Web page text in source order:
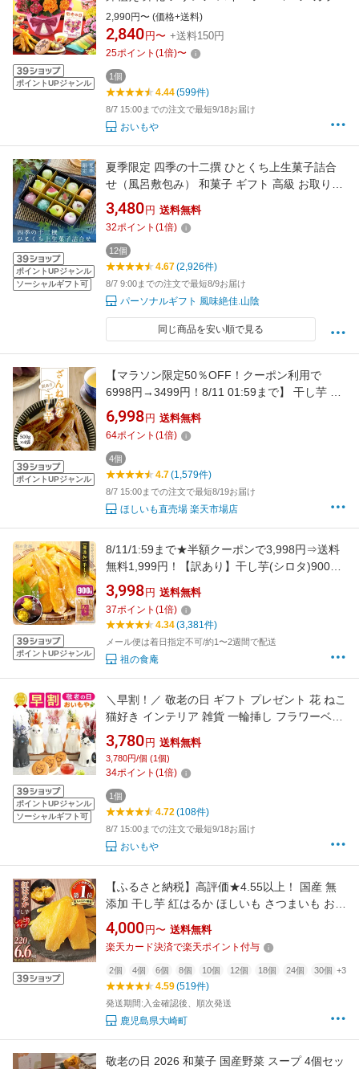
ポイントUPジャンル
コエ どら焼き お菓子 和菓子 洋菓子 花とお菓子
60代 70代 80代 90代 おじいちゃん おばあちゃ
ん 孫 孫から 送料無料 oimoya
2,990円〜 (価格+送料)
2,840 円〜 +送料150円
25ポイント (1倍)〜
1個
4.44(599件)
8/7 15:00までの注文で最短9/18お届け
おいもや
ポイントUPジャンル
ソーシャルギフト可
夏季限定 四季の十二撰 ひとくち上生菓子詰合
せ（風呂敷包み） 和菓子 ギフト 高級 お取り寄
せ スイーツ 送料無料（北海道・沖縄を除く）
楽天グルメ大賞3年連続受賞 風味絶佳.山陰
3,480 円 送料無料
32ポイント (1倍)
12個
4.67(2,926件)
8/7 9:00までの注文で最短8/9お届け
パーソナルギフト 風味絶佳.山陰
同じ商品を安い順で見る
ポイントUPジャンル
【マラソン限定50％OFF！クーポン利用で
6998円→3499円！8/11 01:59まで】 干し芋 訳
あり 送料無料 2kg【ざんねん500g4袋】 干しい
も ほしいも 国産 茨城県 無添加 砂糖不使用 個
包装
6,998 円 送料無料
64ポイント (1倍)
4個
4.7(1,579件)
8/7 15:00までの注文で最短8/19お届け
ほしいも直売場 楽天市場店
ポイントUPジャンル
8/11/1:59まで★半額クーポンで3,998円⇒送料
無料1,999円！【訳あり】干し芋(シロタ)900g
／訳あり900gは茨城県産【熟成】紅はるか使
用！無添加 干しいも ほしいも ※配送先1ヵ所に
つき1個はメール便、2個以上は宅配便【P半】
3,998 円 送料無料
37ポイント (1倍)
4.34(3,381件)
メール便は着日指定不可/約1〜2週間で配送
祖の食庵
ポイントUPジャンル
ソーシャルギフト可
＼早割！／ 敬老の日 ギフト プレゼント 花 ねこ
猫好き インテリア 雑貨 一輪挿し フラワーベー
ス ペン立て 実用的 置物 スイーツ お菓子 和菓
子 花とお菓子 60代 70代 80代 90代 おじいちゃ
ん おばあちゃん 孫 孫から 送料無料 おいもや
3,780 円 送料無料
3,780円/個 (1個)
34ポイント (1倍)
1個
4.72(108件)
8/7 15:00までの注文で最短9/18お届け
おいもや
【ふるさと納税】高評価★4.55以上！ 国産 無
添加 干し芋 紅はるか ほしいも さつまいも お菓
子 おやつ 4000円 ~ 60000円 | ふるさと納税 干
し芋 菓子 べにはるか 干しいも いも さつま芋
芋 無着色 国産 スイーツ デザート 10000円 鹿
児島 大崎町 ふるさと 人気 送料無料
4,000 円〜 送料無料
楽天カード決済で楽天ポイント付与
2個 4個 6個 8個 10個 12個 18個 24個 30個 +3
4.59(519件)
発送期間:入金確認後、順次発送
鹿児島県大崎町
敬老の日 2026 和菓子 国産野菜 スープ 4個セッ